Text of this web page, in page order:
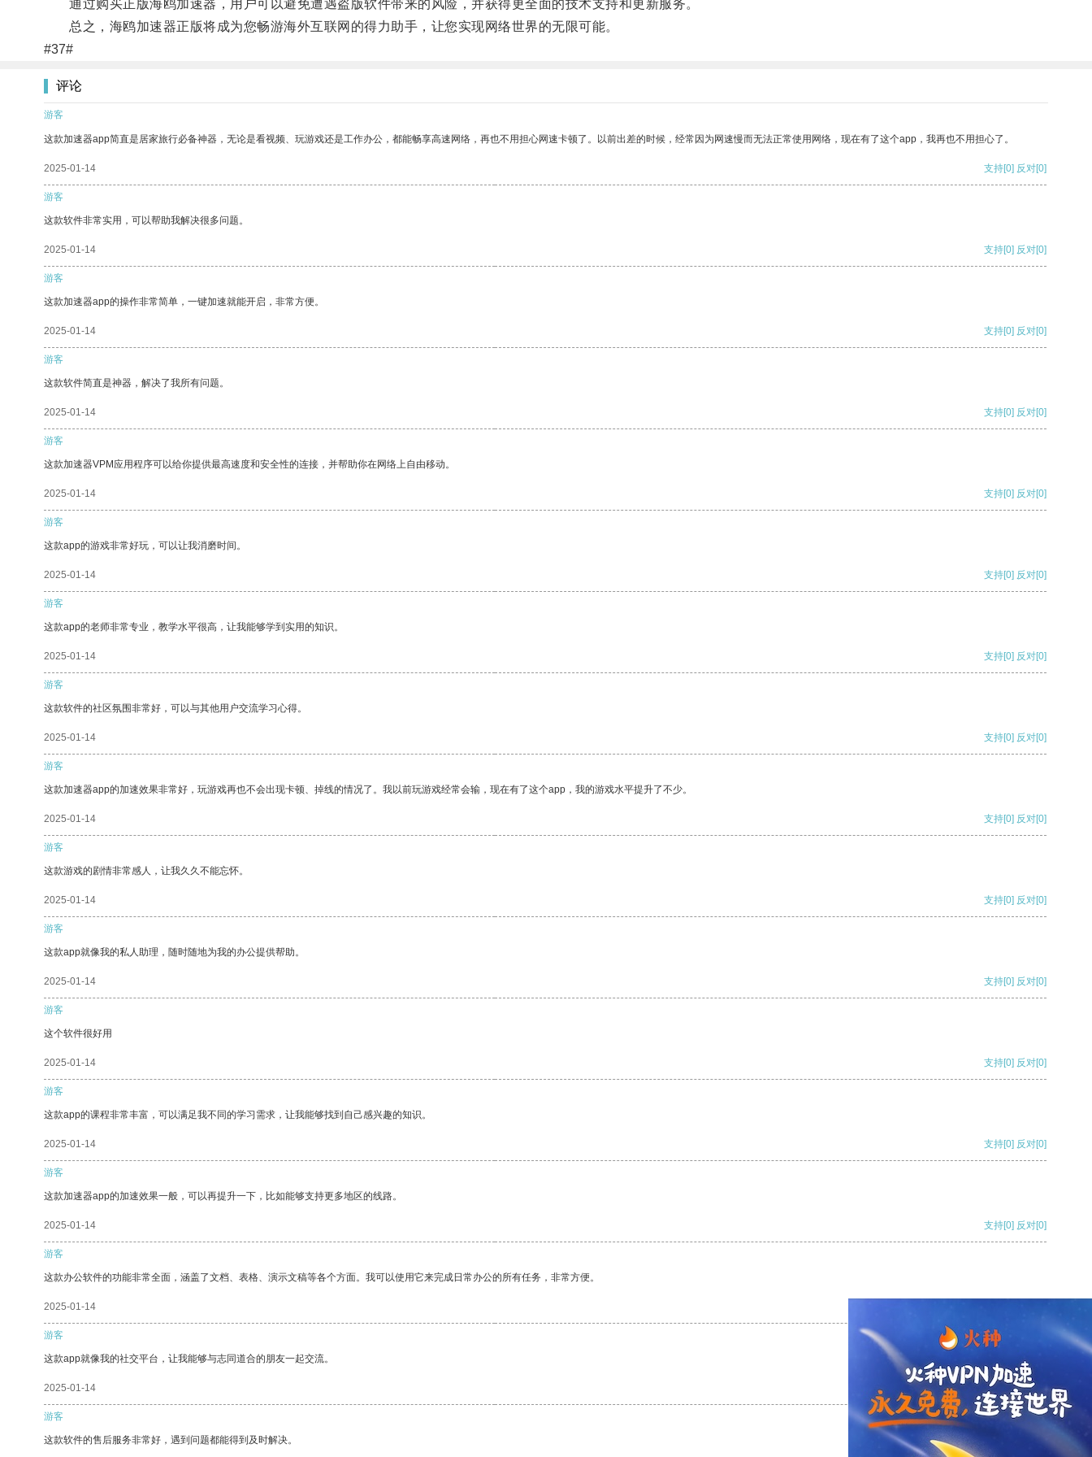
通过购买正版海鸥加速器，用户可以避免遭遇盗版软件带来的风险，并获得更全面的技术支持和更新服务。
总之，海鸥加速器正版将成为您畅游海外互联网的得力助手，让您实现网络世界的无限可能。
#37#
评论
游客
这款加速器app简直是居家旅行必备神器，无论是看视频、玩游戏还是工作办公，都能畅享高速网络，再也不用担心网速卡顿了。以前出差的时候，经常因为网速慢而无法正常使用网络，现在有了这个app，我再也不用担心了。
2025-01-14 支持[0] 反对[0]
游客
这款软件非常实用，可以帮助我解决很多问题。
2025-01-14 支持[0] 反对[0]
游客
这款加速器app的操作非常简单，一键加速就能开启，非常方便。
2025-01-14 支持[0] 反对[0]
游客
这款软件简直是神器，解决了我所有问题。
2025-01-14 支持[0] 反对[0]
游客
这款加速器VPM应用程序可以给你提供最高速度和安全性的连接，并帮助你在网络上自由移动。
2025-01-14 支持[0] 反对[0]
游客
这款app的游戏非常好玩，可以让我消磨时间。
2025-01-14 支持[0] 反对[0]
游客
这款app的老师非常专业，教学水平很高，让我能够学到实用的知识。
2025-01-14 支持[0] 反对[0]
游客
这款软件的社区氛围非常好，可以与其他用户交流学习心得。
2025-01-14 支持[0] 反对[0]
游客
这款加速器app的加速效果非常好，玩游戏再也不会出现卡顿、掉线的情况了。我以前玩游戏经常会输，现在有了这个app，我的游戏水平提升了不少。
2025-01-14 支持[0] 反对[0]
游客
这款游戏的剧情非常感人，让我久久不能忘怀。
2025-01-14 支持[0] 反对[0]
游客
这款app就像我的私人助理，随时随地为我的办公提供帮助。
2025-01-14 支持[0] 反对[0]
游客
这个软件很好用
2025-01-14 支持[0] 反对[0]
游客
这款app的课程非常丰富，可以满足我不同的学习需求，让我能够找到自己感兴趣的知识。
2025-01-14 支持[0] 反对[0]
游客
这款加速器app的加速效果一般，可以再提升一下，比如能够支持更多地区的线路。
2025-01-14 支持[0] 反对[0]
游客
这款办公软件的功能非常全面，涵盖了文档、表格、演示文稿等各个方面。我可以使用它来完成日常办公的所有任务，非常方便。
2025-01-14
游客
这款app就像我的社交平台，让我能够与志同道合的朋友一起交流。
2025-01-14 支持 [0] 反对 [0]
游客
这款软件的售后服务非常好，遇到问题都能得到及时解决。